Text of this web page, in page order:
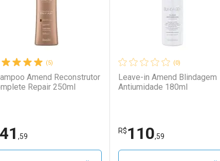
Ativar Desconto Ativar Desconto
(5)
Amend Reconstrutor
Repair 250ml
41 ,59
(0)
Leave-in Amend Blindagem
Antiumidade 180ml
R$110,59